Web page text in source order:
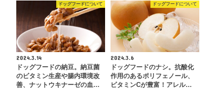
ドッグフードについて
2024.3.14
ドッグフードの納豆。納豆菌
のビタミン生産や腸内環境改
善、ナットウキナーゼの血…
ドッグフードについて
2024.3.6
ドッグフードのナシ。抗酸化
作用のあるポリフェノール、
ビタミンCが豊富！アレル…